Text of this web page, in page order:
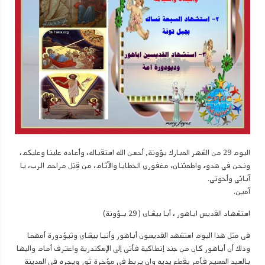
اليوم 29 من الشهر المبارك بؤونة, أحسن الله استقباله، وأعاده علينا وعليكم،
ونحن في هدوء واطمئنان، مغفوري الخطايا والآثام، من قِبَل مراحم الرب، يا
آبائي وأخوتي.
آمين.
استشهاد القديس اباهور ، أبا بيشاى ( 29 بـؤونة)
في مثل هذا اليوم استشهد القديسون أباهور وأنبا بيشاي وثيؤدورة أمهما
وذلك أن أباهور كان من جند إنطاكية فأتي إلى الإسكندرية واعترف أمام واليها
بالسيد المسيح فأمر بقطع يديه وان يربط في مؤخرة ثور ويجره في المدينة